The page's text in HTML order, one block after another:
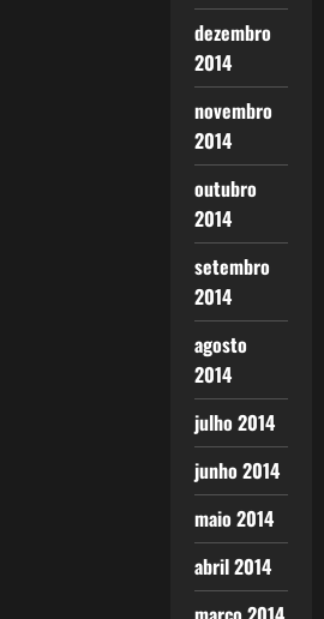
dezembro
2014
novembro
2014
outubro
2014
setembro
2014
agosto
2014
julho 2014
junho 2014
maio 2014
abril 2014